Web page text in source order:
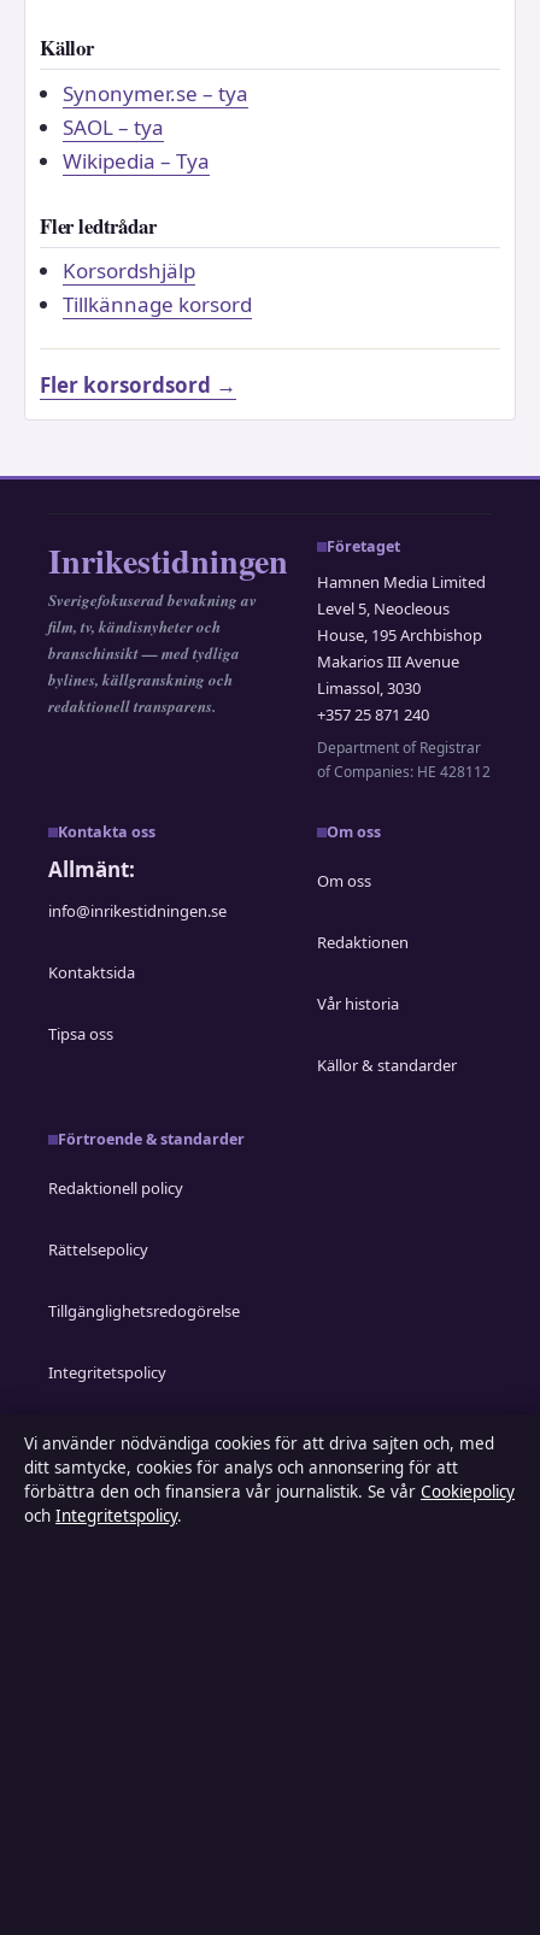
Källor
Synonymer.se – tya
SAOL – tya
Wikipedia – Tya
Fler ledtrådar
Korsordshjälp
Tillkännage korsord
Fler korsordsord →
Inrikestidningen
Sverigefokuserad bevakning av
film, tv, kändisnyheter och
branschinsikt — med tydliga
bylines, källgranskning och
redaktionell transparens.
Företaget
Hamnen Media Limited
Level 5, Neocleous
House, 195 Archbishop
Makarios III Avenue
Limassol, 3030
+357 25 871 240
Department of Registrar
of Companies: HE 428112
Kontakta oss
Allmänt:
info@inrikestidningen.se
Kontaktsida
Tipsa oss
Om oss
Om oss
Redaktionen
Vår historia
Källor & standarder
Förtroende & standarder
Redaktionell policy
Rättelsepolicy
Tillgänglighetsredogörelse
Integritetspolicy
Kändisar & integritet
Vi använder nödvändiga cookies för att driva sajten och, med
ditt samtycke, cookies för analys och annonsering för att
förbättra den och finansiera vår journalistik. Se vår Cookiepolicy
och Integritetspolicy.